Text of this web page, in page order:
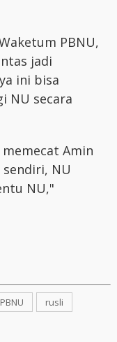
PBNU,
jadi
ini bisa
NU secara
Amin
NU
NU,"
PBNU
rusli